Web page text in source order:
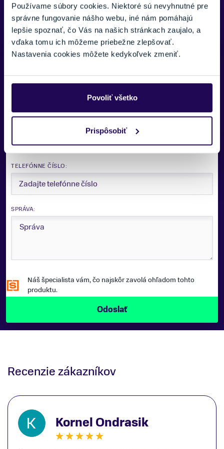
Používame súbory cookies. Niektoré sú nevyhnutné pre
správne fungovanie nášho webu, iné nám pomáhajú
lepšie spoznať, čo Vás na našich stránkach zaujalo, a
vďaka tomu ich môžeme priebežne zlepšovať.
Nastavenia cookies môžete kedykoľvek zmeniť.
Povoliť všetko
Prispôsobiť
Potrebujete viac informácii? Sme tu
pre vás.
TELEFÓNNE ČÍSLO:
SPRÁVA:
Náš špecialista vám, čo najskôr zavolá ohľadom tohto
produktu.
Recenzie zákazníkov
Kornel Ondrasik